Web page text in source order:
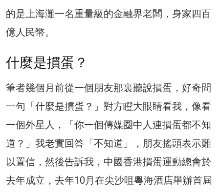
的是上海灘一名重量級的金融界老闆，身家四百
億人民幣。
什麼是摜蛋？
筆者幾個月前從一個朋友那裏聽說摜蛋，好奇問
一句「什麼是摜蛋？」對方瞪大眼睛看我，像看
一個外星人，「你一個傳媒圈中人連摜蛋都不知
道？」我老實回答「不知道」，朋友搖頭表示難
以置信，然後告訴我，中國香港摜蛋運動總會於
去年成立，去年10月在尖沙咀粵海酒店舉辦首屆